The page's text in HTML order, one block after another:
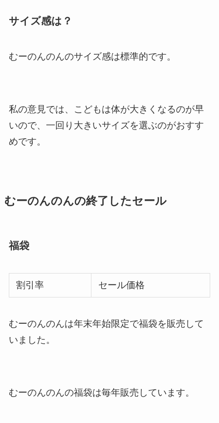
サイズ感は？
むーのんのんのサイズ感は標準的です。
私の意見では、こどもは体が大きくなるのが早
いので、一回り大きいサイズを選ぶのがおすす
めです。
むーのんのんの終了したセール
福袋
割引率 セール価格
むーのんのんは年末年始限定で福袋を販売して
いました。
むーのんのんの福袋は毎年販売しています。